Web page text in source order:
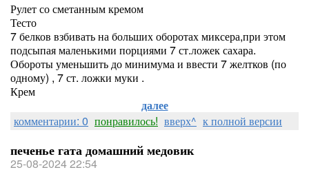
Рулет со сметанным кремом
Тесто
7 белков взбивать на больших оборотах миксера,при этом
подсыпая маленькими порциями 7 ст.ложек сахара.
Обороты уменьшить до минимума и ввести 7 желтков (по
одному) , 7 ст. ложки муки .
Крем
далее
комментарии: 0 понравилось! вверх^ к полной версии
печенье гата домашний медовик
25-08-2024 22:54